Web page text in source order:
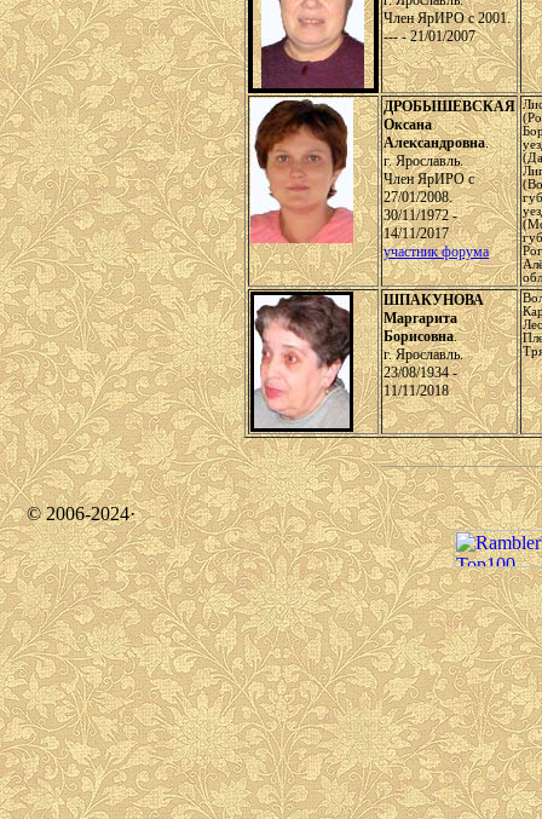
Член ЯрИРО с 2001.
--- - 21/01/2007
ДРОБЫШЕВСКАЯ
Оксана
Александровна.
г. Ярославль.
Член ЯрИРО с
27/01/2008.
30/11/1972 -
14/11/2017
участник форума
ШПАКУНОВА
Маргарита
Борисовна.
г. Ярославль.
23/08/1934 -
11/11/2018
© 2006-2024·